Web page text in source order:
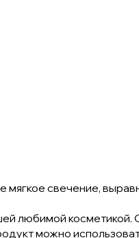
свечение,
любимой
можно